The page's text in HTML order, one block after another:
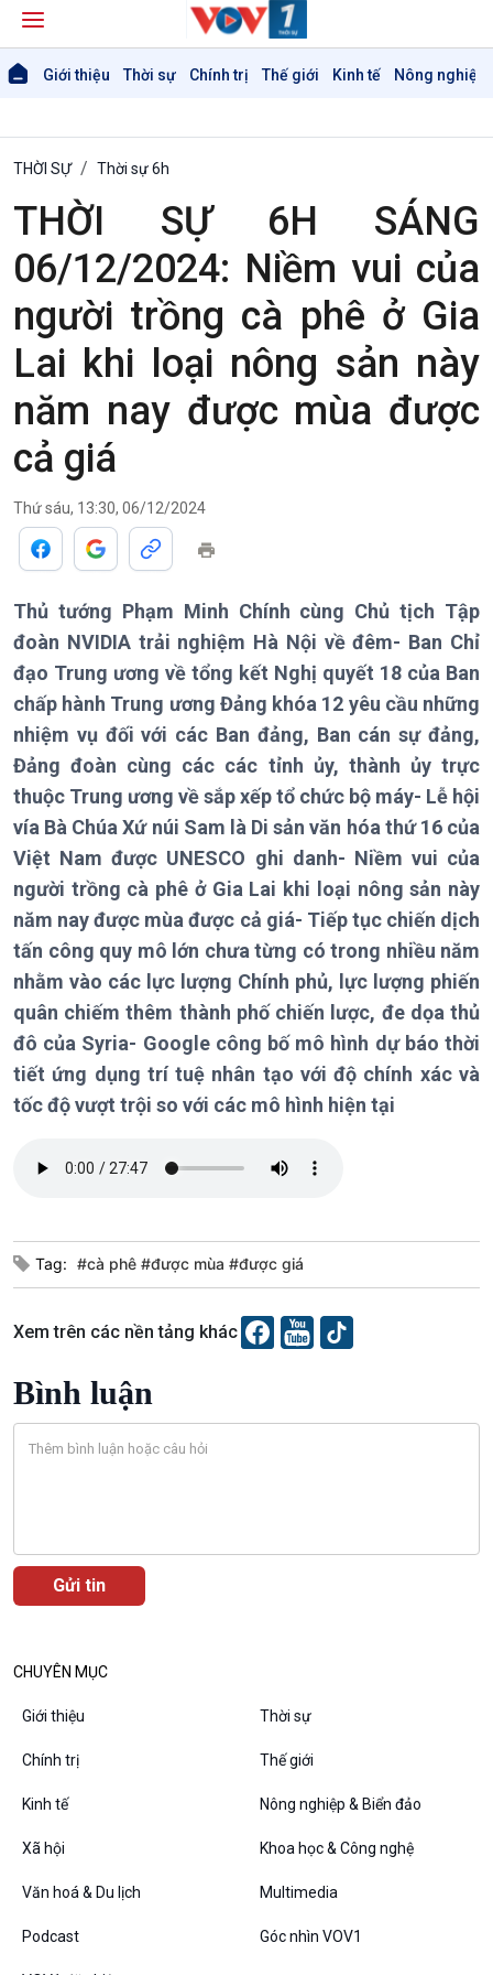
Giới thiệu Thời sự Chính trị Thế giới Kinh tế Nông nghiệp
Giới thiệu
Thời sự
Thời sự 6h
Thời sự 12h
Thời sự 18h
Thời sự 21h30
Chính trị
Tin Chính trị
Chính phủ với người dân
Quốc hội với cử tri
Xây dựng đảng
Đảng trong cuộc sống
Nhận diện sự thật
Pháp luật và đời sống
Thế giới
Tin thế giới
Vấn đề quốc tế
Hồ sơ sự kiện quốc tế
Thế giới & Việt Nam
Biên cương - Một dải vững
bền
Kinh tế
Tin Kinh tế
Trước giờ mở cửa
Dòng chảy Kinh tế
Sức sống hàng Việt
Khởi nghiệp
Tuyên chiến với gian lận
thương mại
Nông nghiệp & Biển đảo
Tin Nông nghiệp & Biển
đảo
Mùa vàng
Biển đảo Việt Nam
Tâm tình biên giới và hải
đảo
Tìm hiểu biển, đảo Việt
Xã hội
360 độ Sức khỏe
Tài nguyên và Môi trường
Chuyên gia của bạn
Xã hội chuyển động
Bước chân đến trường
Khoa học & Công nghệ
Kết nối công nghệ
Sống chung với biến đổi
Văn hoá & Du lịch
Tin Văn hoá & Du lịch
Câu chuyện Thể thao
Podcast
Góc nhìn VOV1
Bình luận
10 phút Sự kiện - Luận bàn
Câu chuyện thời sự
Đối thoại
THỜI SỰ Thời sự 6h
THỜI SỰ 6H SÁNG
06/12/2024: Niềm vui của
người trồng cà phê ở Gia
Lai khi loại nông sản này
năm nay được mùa được
cả giá
Thứ sáu, 13:30, 06/12/2024
Thủ tướng Phạm Minh Chính cùng Chủ tịch Tập
đoàn NVIDIA trải nghiệm Hà Nội về đêm- Ban Chỉ
đạo Trung ương về tổng kết Nghị quyết 18 của Ban
chấp hành Trung ương Đảng khóa 12 yêu cầu những
nhiệm vụ đối với các Ban đảng, Ban cán sự đảng,
Đảng đoàn cùng các các tỉnh ủy, thành ủy trực
thuộc Trung ương về sắp xếp tổ chức bộ máy- Lễ hội
vía Bà Chúa Xứ núi Sam là Di sản văn hóa thứ 16 của
Việt Nam được UNESCO ghi danh- Niềm vui của
người trồng cà phê ở Gia Lai khi loại nông sản này
năm nay được mùa được cả giá- Tiếp tục chiến dịch
tấn công quy mô lớn chưa từng có trong nhiều năm
nhằm vào các lực lượng Chính phủ, lực lượng phiến
quân chiếm thêm thành phố chiến lược, đe dọa thủ
đô của Syria- Google công bố mô hình dự báo thời
tiết ứng dụng trí tuệ nhân tạo với độ chính xác và
tốc độ vượt trội so với các mô hình hiện tại
Tag: #cà phê #được mùa #được giá
Xem trên các nền tảng khác
Bình luận
CHUYÊN MỤC
Giới thiệu Thời sự
Chính trị Thế giới
Kinh tế Nông nghiệp & Biển đảo
Xã hội Khoa học & Công nghệ
Văn hoá & Du lịch Multimedia
Podcast Góc nhìn VOV1